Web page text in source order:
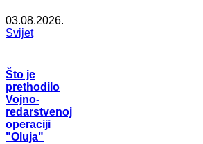
03.08.2026.
Svijet
Što je
prethodilo
Vojno-
redarstvenoj
operaciji
"Oluja"